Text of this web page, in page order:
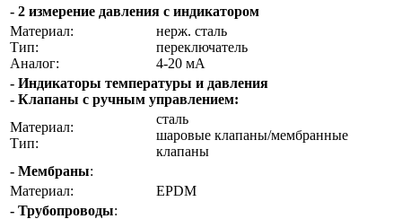
- 2 измерение давления с индикатором
Материал:
Тип:
Аналог:
нерж. сталь
переключатель
4-20 мА
- Индикаторы температуры и давления
- Клапаны с ручным управлением:
Материал:
Тип:
сталь
шаровые клапаны/мембранные
клапаны
- Мембраны:
Материал:
EPDM
- Трубопроводы: